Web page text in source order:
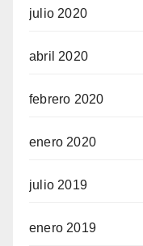
julio 2020
abril 2020
febrero 2020
enero 2020
julio 2019
enero 2019